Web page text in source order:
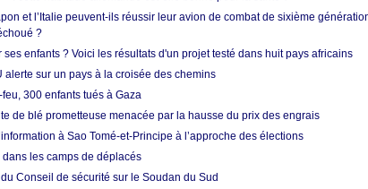
et l’Italie peuvent-ils réussir leur avion de combat de sixième
?
enfants ? Voici les résultats d'un projet testé dans huit pays africains
alerte sur un pays à la croisée des chemins
300 enfants tués à Gaza
de blé prometteuse menacée par la hausse du prix des engrais
à Sao Tomé-et-Principe à l’approche des élections
dans les camps de déplacés
Conseil de sécurité sur le Soudan du Sud